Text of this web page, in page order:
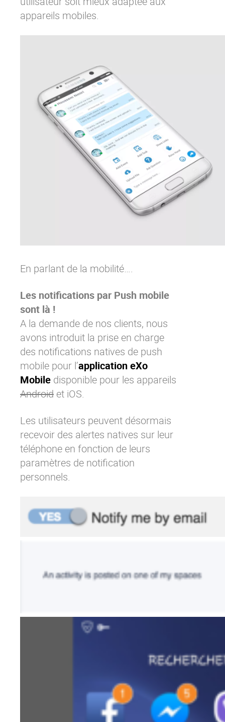
appareils mobiles.
En parlant de la mobilité….
Les notifications par Push mobile
sont là !
A la demande de nos clients, nous
avons introduit la prise en charge
des notifications natives de push
mobile pour l’application eXo
Mobile disponible pour les appareils
Android et iOS.
Les utilisateurs peuvent désormais
recevoir des alertes natives sur leur
téléphone en fonction de leurs
paramètres de notification
personnels.